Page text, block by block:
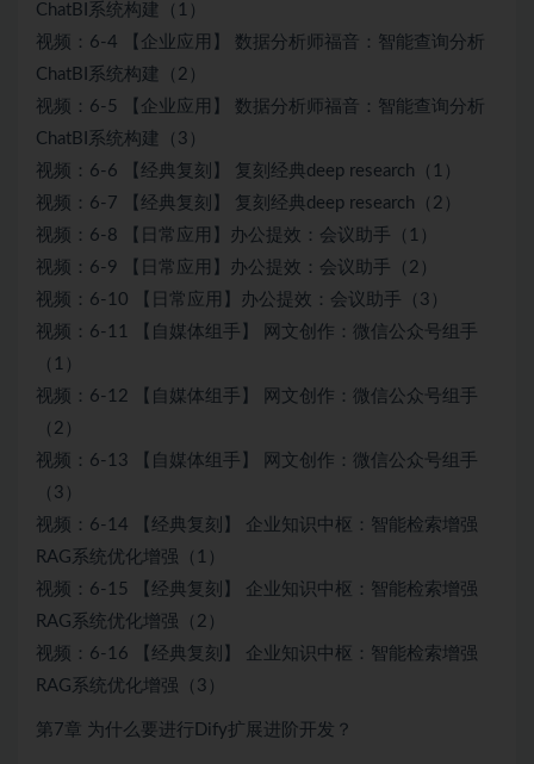
ChatBI系统构建（1）
视频：6-4 【企业应用】 数据分析师福音：智能查询分析
ChatBI系统构建（2）
视频：6-5 【企业应用】 数据分析师福音：智能查询分析
ChatBI系统构建（3）
视频：6-6 【经典复刻】 复刻经典deep research（1）
视频：6-7 【经典复刻】 复刻经典deep research（2）
视频：6-8 【日常应用】办公提效：会议助手（1）
视频：6-9 【日常应用】办公提效：会议助手（2）
视频：6-10 【日常应用】办公提效：会议助手（3）
视频：6-11 【自媒体组手】 网文创作：微信公众号组手
（1）
视频：6-12 【自媒体组手】 网文创作：微信公众号组手
（2）
视频：6-13 【自媒体组手】 网文创作：微信公众号组手
（3）
视频：6-14 【经典复刻】 企业知识中枢：智能检索增强
RAG系统优化增强（1）
视频：6-15 【经典复刻】 企业知识中枢：智能检索增强
RAG系统优化增强（2）
视频：6-16 【经典复刻】 企业知识中枢：智能检索增强
RAG系统优化增强（3）
第7章 为什么要进行Dify扩展进阶开发？